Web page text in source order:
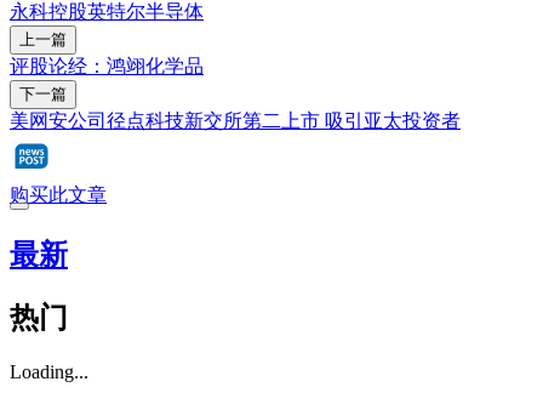
永科控股英特尔半导体
上一篇
评股论经：鸿翊化学品
下一篇
美网安公司径点科技新交所第二上市 吸引亚太投资者
购买此文章
最新
热门
Loading...